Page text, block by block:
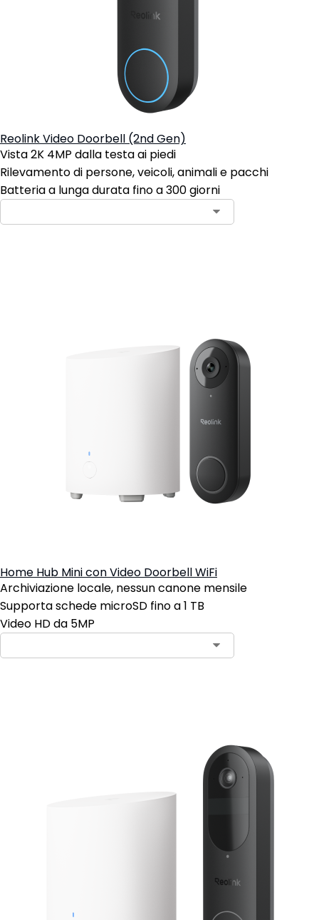
Reolink Video Doorbell (2nd Gen)
Vista 2K 4MP dalla testa ai piedi
Rilevamento di persone, veicoli, animali e pacchi
Batteria a lunga durata fino a 300 giorni
Home Hub Mini con Video Doorbell WiFi
Archiviazione locale, nessun canone mensile
Supporta schede microSD fino a 1 TB
Video HD da 5MP